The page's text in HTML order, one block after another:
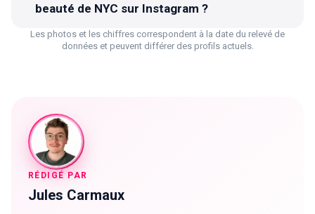
beauté de NYC sur Instagram ?
Les photos et les chiffres correspondent à la date du relevé de
données et peuvent différer des profils actuels.
RÉDIGÉ PAR
Jules Carmaux